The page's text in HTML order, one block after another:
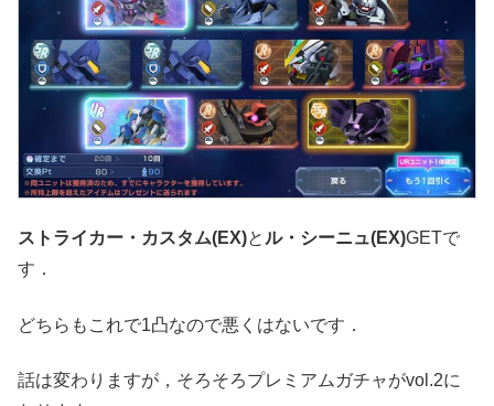
ストライカー・カスタム(EX)と ル・シーニュ(EX)GETで
す．
どちらもこれで1凸なので悪くはないです．
話は変わりますが，そろそろプレミアムガチャがvol.2に